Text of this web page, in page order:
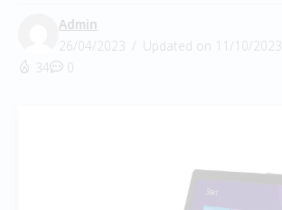
Admin
26/04/2023
Updated on 11/10/2023
34
0